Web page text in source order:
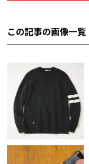
この記事の画像一覧